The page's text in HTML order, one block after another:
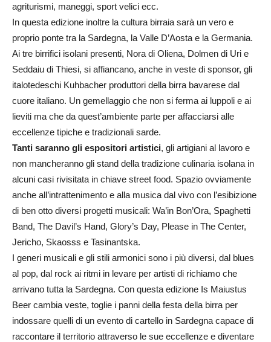
agriturismi, maneggi, sport velici ecc.
In questa edizione inoltre la cultura birraia sarà un vero e
proprio ponte tra la Sardegna, la Valle D’Aosta e la Germania.
Ai tre birrifici isolani presenti, Nora di Oliena, Dolmen di Uri e
Seddaiu di Thiesi, si affiancano, anche in veste di sponsor, gli
italotedeschi Kuhbacher produttori della birra bavarese dal
cuore italiano. Un gemellaggio che non si ferma ai luppoli e ai
lieviti ma che da quest’ambiente parte per affacciarsi alle
eccellenze tipiche e tradizionali sarde.
Tanti saranno gli espositori artistici, gli artigiani al lavoro e
non mancheranno gli stand della tradizione culinaria isolana in
alcuni casi rivisitata in chiave street food. Spazio ovviamente
anche all’intrattenimento e alla musica dal vivo con l’esibizione
di ben otto diversi progetti musicali: Wa’in Bon’Ora, Spaghetti
Band, The Davil’s Hand, Glory’s Day, Please in The Center,
Jericho, Skaosss e Tasinantska.
I generi musicali e gli stili armonici sono i più diversi, dal blues
al pop, dal rock ai ritmi in levare per artisti di richiamo che
arrivano tutta la Sardegna. Con questa edizione Is Maiustus
Beer cambia veste, toglie i panni della festa della birra per
indossare quelli di un evento di cartello in Sardegna capace di
raccontare il territorio attraverso le sue eccellenze e diventare